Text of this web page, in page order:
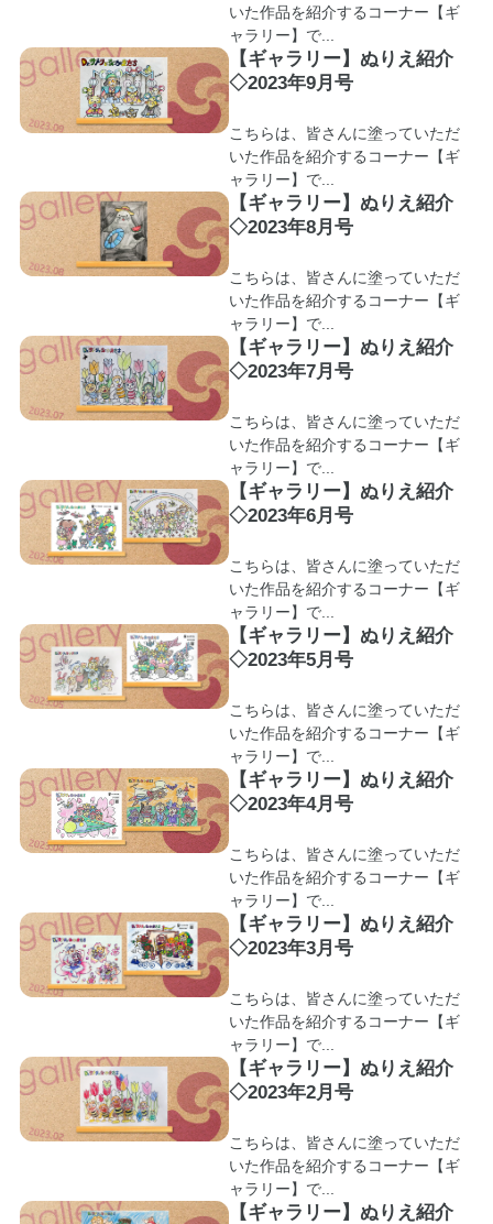
いた作品を紹介するコーナー【ギ
ャラリー】で...
【ギャラリー】ぬりえ紹介
◇2023年9月号
こちらは、皆さんに塗っていただ
いた作品を紹介するコーナー【ギ
ャラリー】で...
【ギャラリー】ぬりえ紹介
◇2023年8月号
こちらは、皆さんに塗っていただ
いた作品を紹介するコーナー【ギ
ャラリー】で...
【ギャラリー】ぬりえ紹介
◇2023年7月号
こちらは、皆さんに塗っていただ
いた作品を紹介するコーナー【ギ
ャラリー】で...
【ギャラリー】ぬりえ紹介
◇2023年6月号
こちらは、皆さんに塗っていただ
いた作品を紹介するコーナー【ギ
ャラリー】で...
【ギャラリー】ぬりえ紹介
◇2023年5月号
こちらは、皆さんに塗っていただ
いた作品を紹介するコーナー【ギ
ャラリー】で...
【ギャラリー】ぬりえ紹介
◇2023年4月号
こちらは、皆さんに塗っていただ
いた作品を紹介するコーナー【ギ
ャラリー】で...
【ギャラリー】ぬりえ紹介
◇2023年3月号
こちらは、皆さんに塗っていただ
いた作品を紹介するコーナー【ギ
ャラリー】で...
【ギャラリー】ぬりえ紹介
◇2023年2月号
こちらは、皆さんに塗っていただ
いた作品を紹介するコーナー【ギ
ャラリー】で...
【ギャラリー】ぬりえ紹介